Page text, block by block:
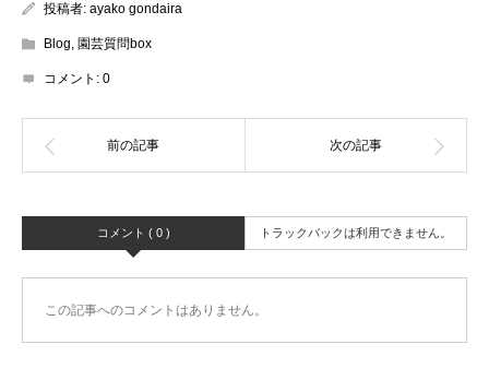
投稿者: ayako gondaira
Blog, 園芸質問box
コメント: 0
コメント ( 0 ) トラックバックは利用できません。
この記事へのコメントはありません。